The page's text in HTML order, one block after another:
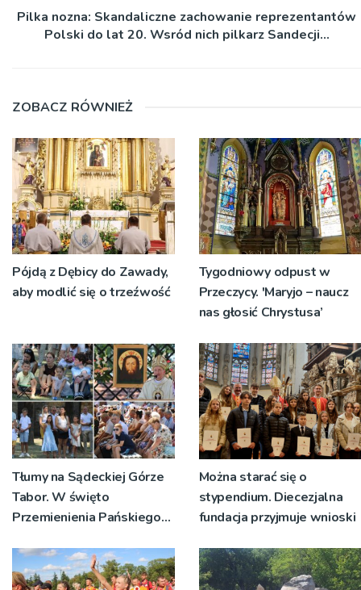
Pilka nozna: Skandaliczne zachowanie reprezentantów
Polski do lat 20. Wsród nich pilkarz Sandecji…
ZOBACZ RÓWNIEŻ
Pójdą z Dębicy do Zawady,
aby modlić się o trzeźwość
Tygodniowy odpust w
Przeczycy. 'Maryjo – naucz
nas głosić Chrystusa’
Tłumy na Sądeckiej Górze
Tabor. W święto
Przemienienia Pańskiego
znaczeniu Sakramentów
[ZDJĘCIA]
Można starać się o
stypendium. Diecezjalna
fundacja przyjmuje wnioski